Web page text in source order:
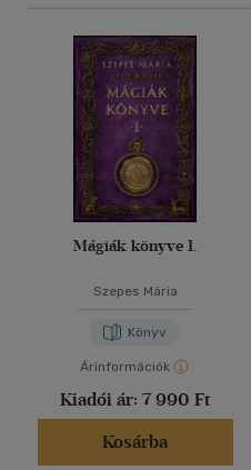
Mágiák könyve 1.
Szepes Mária
Könyv
Árinformációk
Kiadói ár: 7 990 Ft
Kosárba